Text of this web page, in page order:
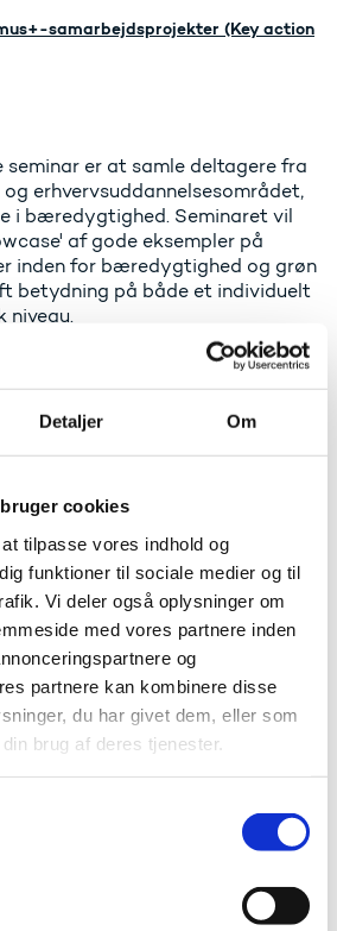
Detaljer Om
cookies
tilpasse vores indhold og
funktioner til sociale medier og til
Vi deler også oplysninger om
med vores partnere inden
og
partnere kan kombinere disse
du har givet dem, eller som
brug af deres tjenester.
samarbejdsprojekter (Key action
er at samle deltagere fra
erhvervsuddannelsesområdet,
i bæredygtighed. Seminaret vil
af gode eksempler på
inden for bæredygtighed og grøn
betydning på både et individuelt
niveau.
blandt andet få mulighed for at:
på Erasmus+-
med fokus på den grønne
for bæredygtighed og grøn
på engelsk, er det en
at kunne tale flydende
har mulighed for
til seminaret. For at
du begrunder din motivation